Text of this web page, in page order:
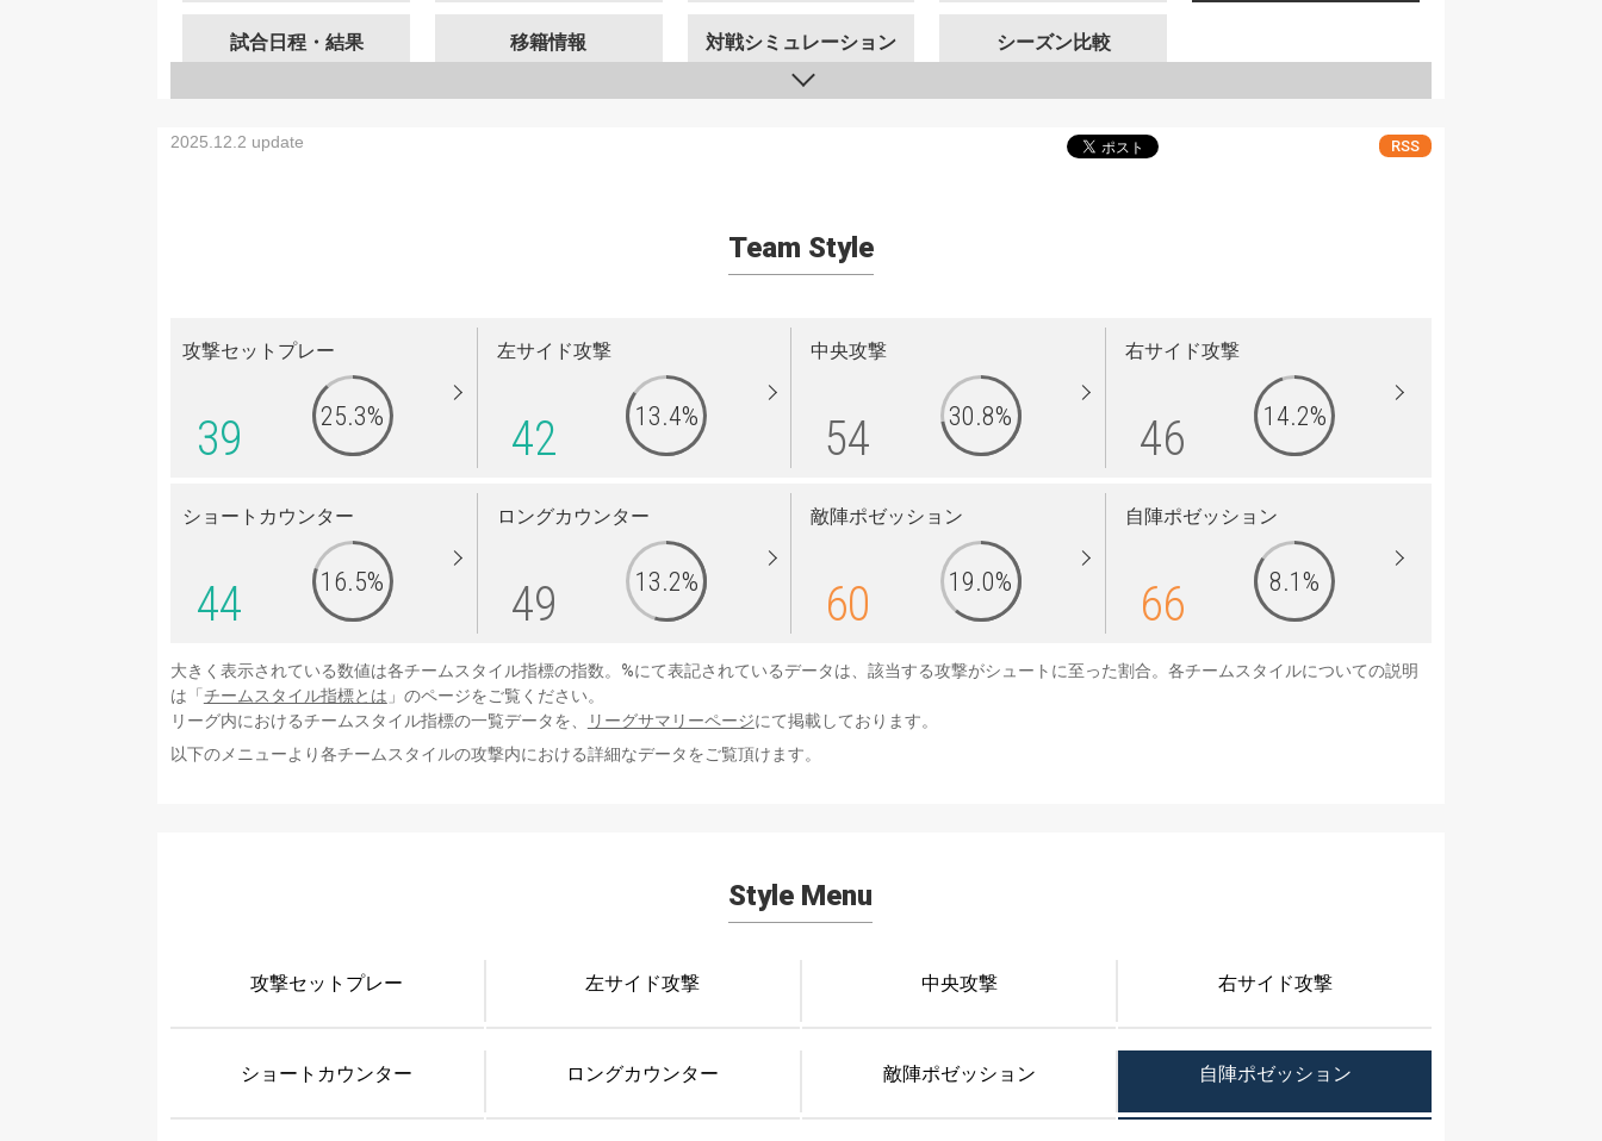
試合日程・結果 移籍情報 対戦シミュレーション シーズン比較
2025.12.2 update RSS
Team Style
攻撃セットプレー
39 25.3%
左サイド攻撃
42 13.4%
中央攻撃
54 30.8%
右サイド攻撃
46 14.2%
ショートカウンター
44 16.5%
ロングカウンター
49 13.2%
敵陣ポゼッション
60 19.0%
自陣ポゼッション
66 8.1%
大きく表示されている数値は各チームスタイル指標の指数。%にて表記されているデータは、該当する攻撃がシュートに至った割合。各チームスタイルについての説明
は「 チームスタイル指標とは 」のページをご覧ください。
リーグ内におけるチームスタイル指標の一覧データを、
リーグサマリーページにて掲載しております。
以下のメニューより各チームスタイルの攻撃内における詳細なデータをご覧頂けます。
Style Menu
攻撃セットプレー 左サイド攻撃 中央攻撃 右サイド攻撃
ショートカウンター ロングカウンター 敵陣ポゼッション 自陣ポゼッション